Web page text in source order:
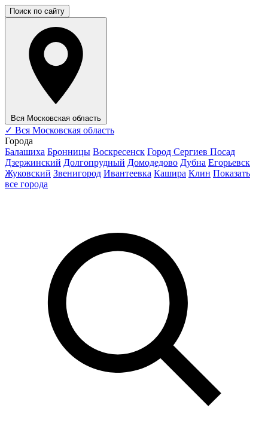
Поиск по сайту
Вся Московская область
✓ Вся Московская область
Города
Балашиха Бронницы Воскресенск Город Сергиев Посад
Дзержинский Долгопрудный Домодедово Дубна Егорьевск
Жуковский Звенигород Ивантеевка Кашира Клин Показать
все города